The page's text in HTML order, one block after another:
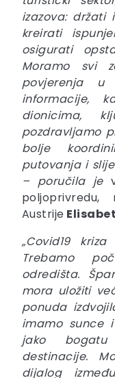
izazova: držati
kreirati
osigurati
Moramo svi
povjerenja
informacije,
dionicima,
pozdravljamo
bolje
putovanja i
– poručila je
Austrije
„Covid19
Trebamo
odredišta.
mora uložiti
ponuda
imamo sunce
jako
destinacije.
dijalog